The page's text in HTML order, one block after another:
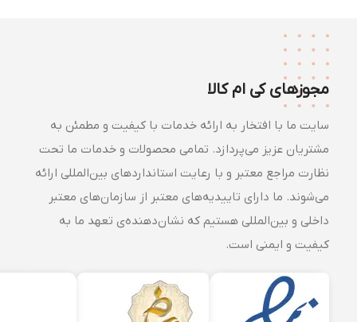
مجوزهای کی ام کالا
سایت ما با افتخار به ارائه خدمات با کیفیت و مطمئن به
مشتریان عزیز می‌پردازد. تمامی محصولات و خدمات ما تحت
نظارت مراجع معتبر و با رعایت استانداردهای بین‌المللی ارائه
می‌شوند. ما دارای تاییدیه‌های معتبر از سازمان‌های معتبر
داخلی و بین‌المللی هستیم که نشان‌دهنده‌ی تعهد ما به
کیفیت و ایمنی است.